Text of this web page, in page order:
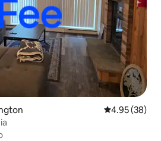
Calificación
4.95 (38)